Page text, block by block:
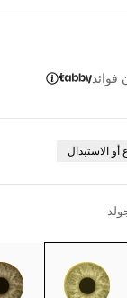
فوائد
أو الاستبدال